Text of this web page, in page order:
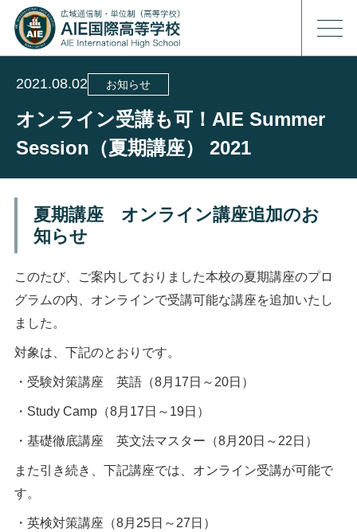
2021.08.02 お知らせ
オンライン受講も可！AIE Summer
Session（夏期講座） 2021
夏期講座 オンライン講座追加のお
知らせ
このたび、ご案内しておりました本校の夏期講座のプロ
グラムの内、オンラインで受講可能な講座を追加いたし
ました。
対象は、下記のとおりです。
・受験対策講座 英語（8月17日～20日）
・Study Camp（8月17日～19日）
・基礎徹底講座 英文法マスター（8月20日～22日）
また引き続き、下記講座では、オンライン受講が可能で
す。
・英検対策講座（8月25日～27日）